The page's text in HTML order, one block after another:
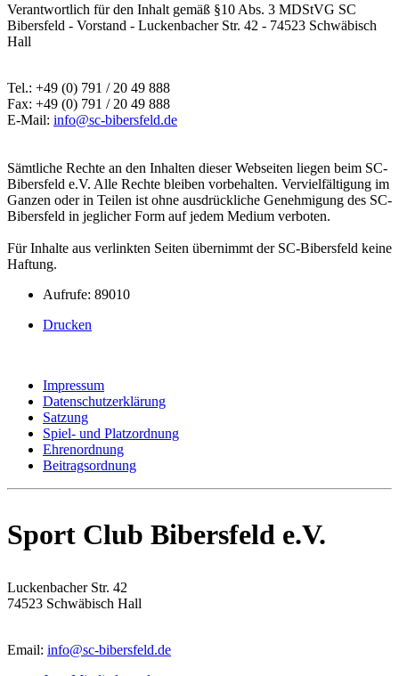
Verantwortlich für den Inhalt gemäß §10 Abs. 3 MDStVG SC
Bibersfeld - Vorstand - Luckenbacher Str. 42 - 74523 Schwäbisch
Hall
Tel.: +49 (0) 791 / 20 49 888
Fax: +49 (0) 791 / 20 49 888
E-Mail: info@sc-bibersfeld.de
Sämtliche Rechte an den Inhalten dieser Webseiten liegen beim SC-
Bibersfeld e.V. Alle Rechte bleiben vorbehalten. Vervielfältigung im
Ganzen oder in Teilen ist ohne ausdrückliche Genehmigung des SC-
Bibersfeld in jeglicher Form auf jedem Medium verboten.
Für Inhalte aus verlinkten Seiten übernimmt der SC-Bibersfeld keine
Haftung.
Aufrufe: 89010
Drucken
Impressum
Datenschutzerklärung
Satzung
Spiel- und Platzordnung
Ehrenordnung
Beitragsordnung
Sport Club Bibersfeld e.V.
Luckenbacher Str. 42
74523 Schwäbisch Hall
Email: info@sc-bibersfeld.de